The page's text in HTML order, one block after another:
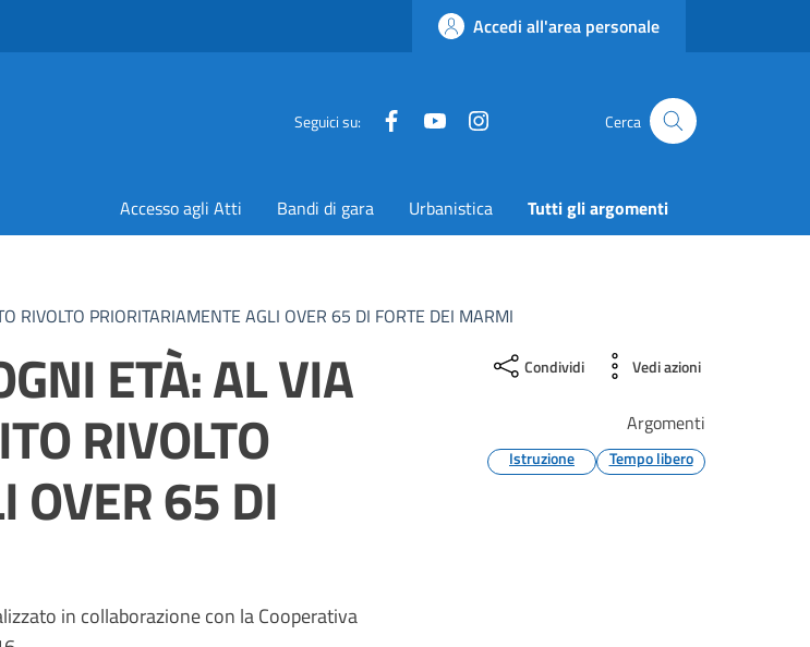
Accedi all'area personale
Seguici su: FacebookYouTube Cerca
Accesso agli Atti Bandi di gara Urbanistica Tutti gli argomenti
RIVOLTO PRIORITARIAMENTE AGLI OVER 65 DI FORTE DEI MARMI
ETÀ: AL VIA
RIVOLTO
OVER 65 DI
in collaborazione con la Cooperativa
Condividi Vedi azioni
Argomenti
Istruzione Tempo libero